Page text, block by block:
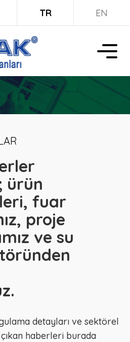
TR EN
ürün
fuar
proje
ve su
detayları ve sektörel
haberleri burada